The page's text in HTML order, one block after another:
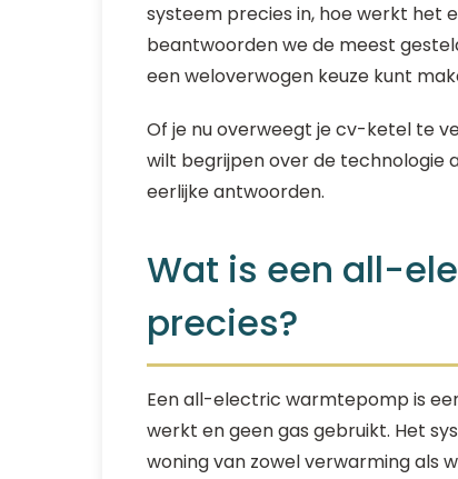
systeem precies in, hoe werkt het
beantwoorden we de meest
een weloverwogen keuze kunt
Of je nu overweegt je cv-ketel te
wilt begrijpen over de technologie
eerlijke antwoorden.
Wat is een all-
precies?
Een all-electric warmtepomp is
werkt en geen gas gebruikt. Het
woning van zowel verwarming als